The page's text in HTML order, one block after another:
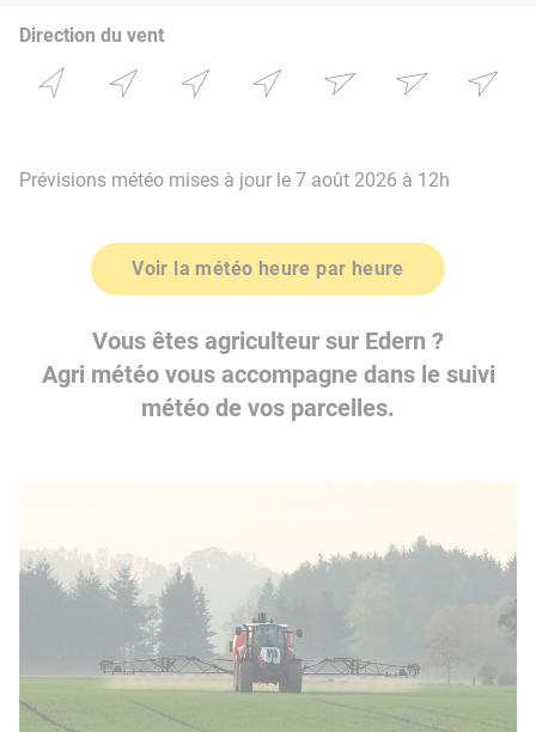
Direction du vent
Prévisions météo mises à jour le 7 août 2026 à 12h
Voir la météo heure par heure
Vous êtes agriculteur sur Edern ?
Agri météo vous accompagne dans le suivi
météo de vos parcelles.